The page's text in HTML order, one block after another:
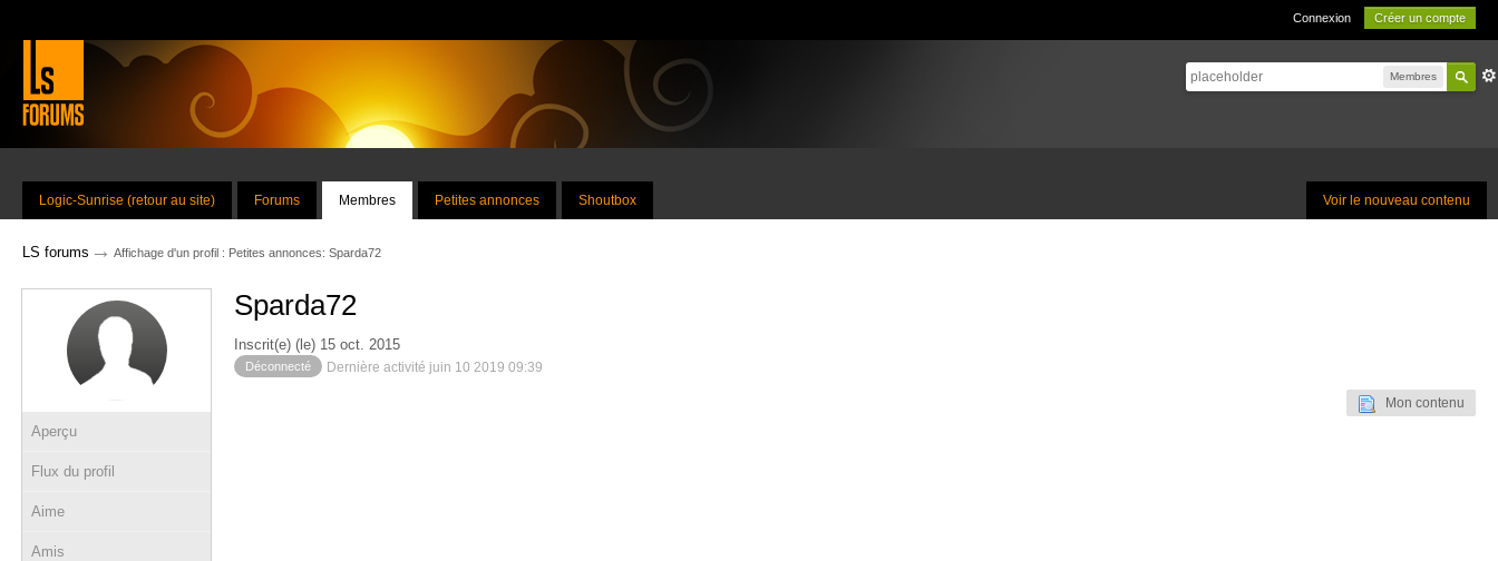
Connexion Créer un compte
Membres
Voir le nouveau contenu
Logic-Sunrise (retour au site) Forums Membres Petites annonces Shoutbox
LS forums → Affichage d'un profil : Petites annonces: Sparda72
Aperçu
Flux du profil
Aime
Amis
Sparda72
Inscrit(e) (le) 15 oct. 2015
Déconnecté Dernière activité juin 10 2019 09:39
Mon contenu